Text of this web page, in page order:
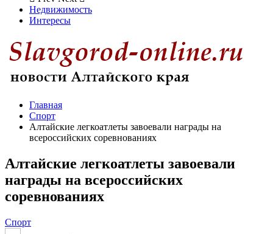
Недвижимость
Интересы
Главная
Спорт
Алтайские легкоатлеты завоевали награды на
всероссийских соревнованиях
Алтайские легкоатлеты завоевали
награды на всероссийских
соревнованиях
Спорт